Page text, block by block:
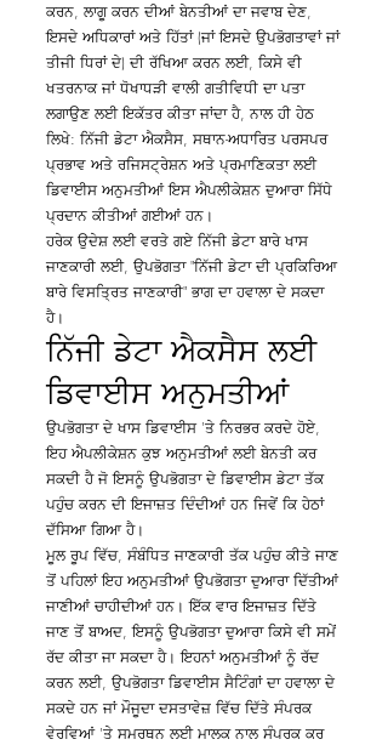
ਕਰਨ, ਲਾਗੂ ਕਰਨ ਦੀਆਂ ਬੇਨਤੀਆਂ ਦਾ ਜਵਾਬ ਦੇਣ,
ਇਸਦੇ ਅਧਿਕਾਰਾਂ ਅਤੇ ਹਿੱਤਾਂ (ਜਾਂ ਇਸਦੇ ਉਪਭੋਗਤਾਵਾਂ ਜਾਂ
ਤੀਜੀ ਧਿਰਾਂ ਦੇ) ਦੀ ਰੱਖਿਆ ਕਰਨ ਲਈ, ਕਿਸੇ ਵੀ
ਖਤਰਨਾਕ ਜਾਂ ਧੋਖਾਧੜੀ ਵਾਲੀ ਗਤੀਵਿਧੀ ਦਾ ਪਤਾ
ਲਗਾਉਣ ਲਈ ਇਕੱਤਰ ਕੀਤਾ ਜਾਂਦਾ ਹੈ, ਨਾਲ ਹੀ ਹੇਠ
ਲਿਖੇ: ਨਿੱਜੀ ਡੇਟਾ ਐਕਸੈਸ, ਸਥਾਨ-ਅਧਾਰਿਤ ਪਰਸਪਰ
ਪ੍ਰਭਾਵ ਅਤੇ ਰਜਿਸਟ੍ਰੇਸ਼ਨ ਅਤੇ ਪ੍ਰਮਾਣਿਕਤਾ ਲਈ
ਡਿਵਾਈਸ ਅਨੁਮਤੀਆਂ ਇਸ ਐਪਲੀਕੇਸ਼ਨ ਦੁਆਰਾ ਸਿੱਧੇ
ਪ੍ਰਦਾਨ ਕੀਤੀਆਂ ਗਈਆਂ ਹਨ।
ਹਰੇਕ ਉਦੇਸ਼ ਲਈ ਵਰਤੇ ਗਏ ਨਿੱਜੀ ਡੇਟਾ ਬਾਰੇ ਖਾਸ
ਜਾਣਕਾਰੀ ਲਈ, ਉਪਭੋਗਤਾ "ਨਿੱਜੀ ਡੇਟਾ ਦੀ ਪ੍ਰਕਿਰਿਆ
ਬਾਰੇ ਵਿਸਤ੍ਰਿਤ ਜਾਣਕਾਰੀ" ਭਾਗ ਦਾ ਹਵਾਲਾ ਦੇ ਸਕਦਾ
ਹੈ।
ਨਿੱਜੀ ਡੇਟਾ ਐਕਸੈਸ ਲਈ
ਡਿਵਾਈਸ ਅਨੁਮਤੀਆਂ
ਉਪਭੋਗਤਾ ਦੇ ਖਾਸ ਡਿਵਾਈਸ 'ਤੇ ਨਿਰਭਰ ਕਰਦੇ ਹੋਏ,
ਇਹ ਐਪਲੀਕੇਸ਼ਨ ਕੁਝ ਅਨੁਮਤੀਆਂ ਲਈ ਬੇਨਤੀ ਕਰ
ਸਕਦੀ ਹੈ ਜੋ ਇਸਨੂੰ ਉਪਭੋਗਤਾ ਦੇ ਡਿਵਾਈਸ ਡੇਟਾ ਤੱਕ
ਪਹੁੰਚ ਕਰਨ ਦੀ ਇਜਾਜ਼ਤ ਦਿੰਦੀਆਂ ਹਨ ਜਿਵੇਂ ਕਿ ਹੇਠਾਂ
ਦੱਸਿਆ ਗਿਆ ਹੈ।
ਮੂਲ ਰੂਪ ਵਿੱਚ, ਸੰਬੰਧਿਤ ਜਾਣਕਾਰੀ ਤੱਕ ਪਹੁੰਚ ਕੀਤੇ ਜਾਣ
ਤੋਂ ਪਹਿਲਾਂ ਇਹ ਅਨੁਮਤੀਆਂ ਉਪਭੋਗਤਾ ਦੁਆਰਾ ਦਿੱਤੀਆਂ
ਜਾਣੀਆਂ ਚਾਹੀਦੀਆਂ ਹਨ। ਇੱਕ ਵਾਰ ਇਜਾਜ਼ਤ ਦਿੱਤੇ
ਜਾਣ ਤੋਂ ਬਾਅਦ, ਇਸਨੂੰ ਉਪਭੋਗਤਾ ਦੁਆਰਾ ਕਿਸੇ ਵੀ ਸਮੇਂ
ਰੱਦ ਕੀਤਾ ਜਾ ਸਕਦਾ ਹੈ। ਇਹਨਾਂ ਅਨੁਮਤੀਆਂ ਨੂੰ ਰੱਦ
ਕਰਨ ਲਈ, ਉਪਭੋਗਤਾ ਡਿਵਾਈਸ ਸੈਟਿੰਗਾਂ ਦਾ ਹਵਾਲਾ ਦੇ
ਸਕਦੇ ਹਨ ਜਾਂ ਮੌਜੂਦਾ ਦਸਤਾਵੇਜ਼ ਵਿੱਚ ਦਿੱਤੇ ਸੰਪਰਕ
ਵੇਰਵਿਆਂ 'ਤੇ ਸਮਰਥਨ ਲਈ ਮਾਲਕ ਨਾਲ ਸੰਪਰਕ ਕਰ